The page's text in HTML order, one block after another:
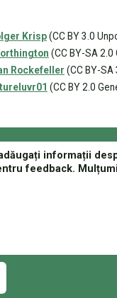
Krisp(CC BY 3.0
(CC BY-SA 2.0
Rockefeller (CC BY-
(CC BY 2.0